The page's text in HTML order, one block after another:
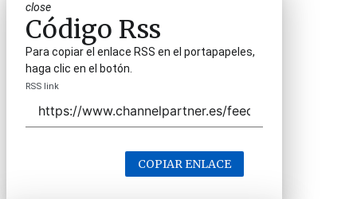
close
Código Rss
Para copiar el enlace RSS en el portapapeles,
haga clic en el botón.
RSS link
COPIAR ENLACE